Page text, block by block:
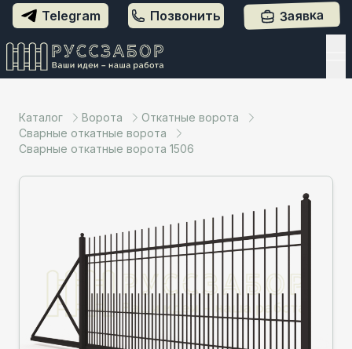
Telegram Позвонить Заявка
Каталог Ворота
Откатные ворота
Сварные откатные ворота
Сварные откатные ворота 1506